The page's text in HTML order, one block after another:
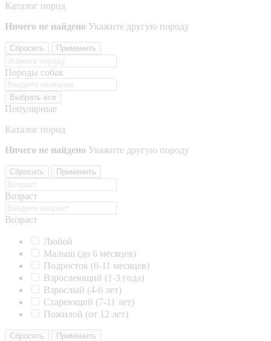
Каталог пород
Ничего не найдено Укажите другую породу
Сбросить Применить
Породы собак
Выбрать все
Популярные
Каталог пород
Ничего не найдено Укажите другую породу
Сбросить Применить
Возраст
Возраст
Любой
Малыш (до 6 месяцев)
Подросток (6-11 месяцев)
Взрослеющий (1-3 года)
Взрослый (4-6 лет)
Стареющий (7-11 лет)
Пожилой (от 12 лет)
Сбросить Применить